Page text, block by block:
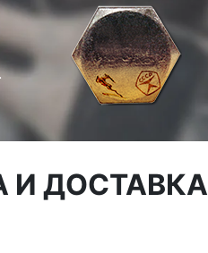
И ДОСТАВКА